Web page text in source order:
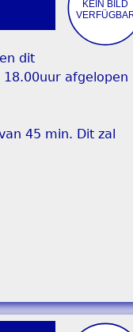
dit
afgelopen
45 min. Dit zal